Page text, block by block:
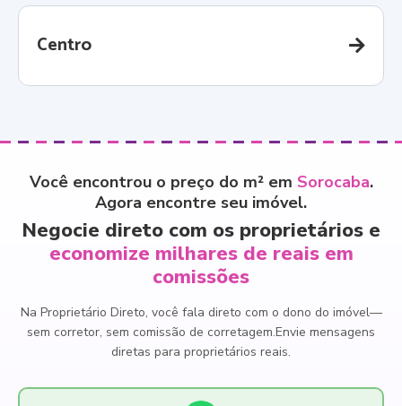
Centro
Você encontrou o preço do m² em Sorocaba.
Agora encontre seu imóvel.
Negocie direto com os proprietários e
economize milhares de reais em
comissões
Na Proprietário Direto, você fala direto com o dono do imóvel—
sem corretor, sem comissão de corretagem.Envie mensagens
diretas para proprietários reais.